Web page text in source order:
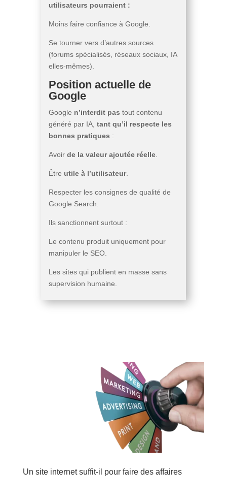
utilisateurs pourraient :
Moins faire confiance à Google.
Se tourner vers d’autres sources
(forums spécialisés, réseaux sociaux, IA
elles-mêmes).
Position actuelle de
Google
Google n’interdit pas tout contenu
généré par IA, tant qu’il respecte les
bonnes pratiques :
Avoir de la valeur ajoutée réelle.
Être utile à l’utilisateur.
Respecter les consignes de qualité de
Google Search.
Ils sanctionnent surtout :
Le contenu produit uniquement pour
manipuler le SEO.
Les sites qui publient en masse sans
supervision humaine.
Un site internet suffit-il pour faire des affaires